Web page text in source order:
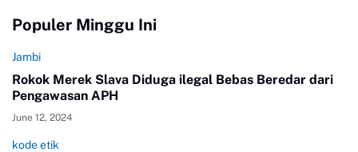
Populer Minggu Ini
Jambi
Rokok Merek Slava Diduga ilegal Bebas Beredar dari
Pengawasan APH
June 12, 2024
kode etik